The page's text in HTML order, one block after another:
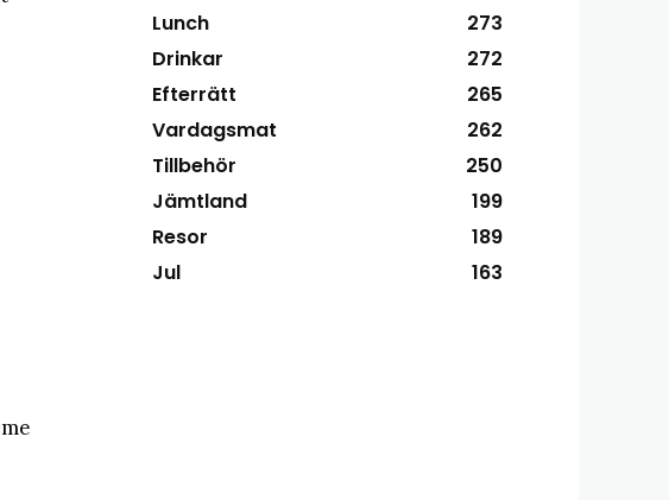
Lunch
273
Drinkar
272
Efterrätt
265
Vardagsmat
262
Tillbehör
250
Jämtland
199
Resor
189
Jul
163